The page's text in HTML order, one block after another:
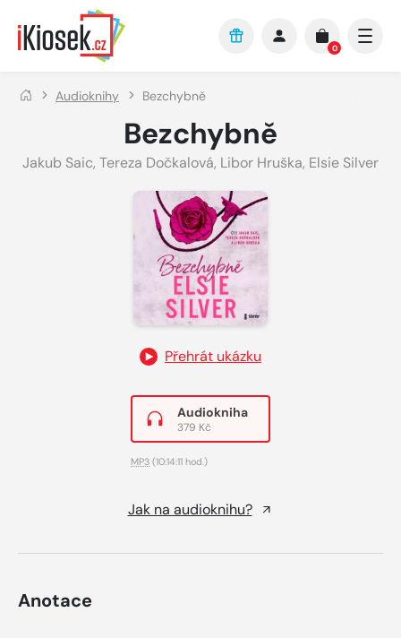
Přejít na hlavní obsah
0
Audioknihy Bezchybně
Bezchybně
Jakub Saic, Tereza Dočkalová, Libor Hruška, Elsie Silver
Přehrát ukázku
Audiokniha
379 Kč
MP3 (10:14:11 hod.)
Jak na audioknihu?
Anotace